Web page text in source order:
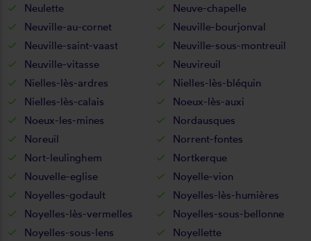
Neulette
Neuve-chapelle
Neuville-au-cornet
Neuville-bourjonval
Neuville-saint-vaast
Neuville-sous-montreuil
Neuville-vitasse
Neuvireuil
Nielles-lès-ardres
Nielles-lès-bléquin
Nielles-lès-calais
Noeux-lès-auxi
Noeux-les-mines
Nordausques
Noreuil
Norrent-fontes
Nort-leulinghem
Nortkerque
Nouvelle-eglise
Noyelle-vion
Noyelles-godault
Noyelles-lès-humières
Noyelles-lès-vermelles
Noyelles-sous-bellonne
Noyelles-sous-lens
Noyellette